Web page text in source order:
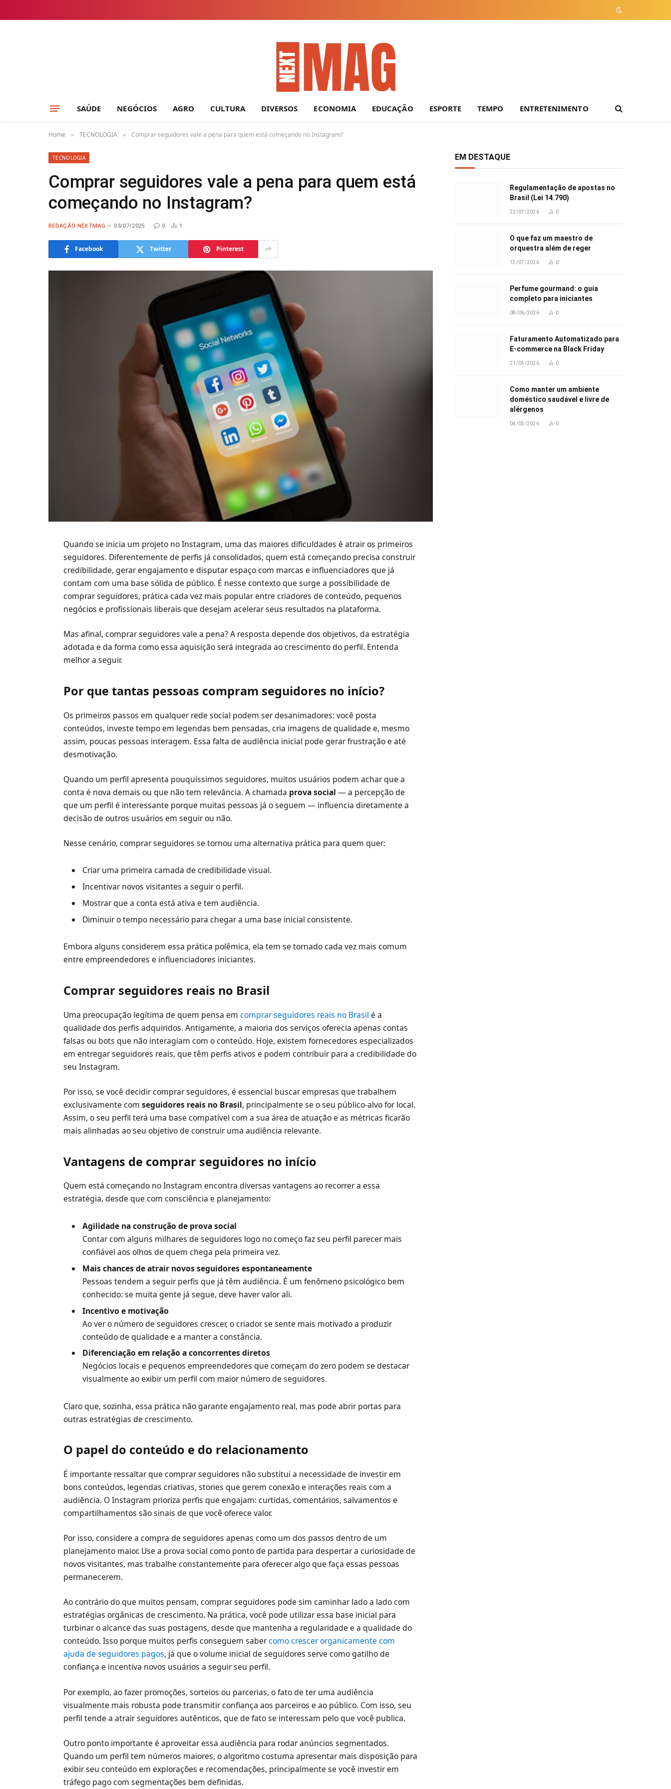
SAÚDE NEGÓCIOS AGRO CULTURA DIVERSOS ECONOMIA EDUCAÇÃO ESPORTE TEMPO ENTRETENIMENTO
Home » TECNOLOGIA » Comprar seguidores vale a pena para quem está começando no Instagram?
TECNOLOGIA
Comprar seguidores vale a pena para quem está
começando no Instagram?
REDAÇÃO NEXTMAG 03/07/2025 0 1
Facebook Twitter Pinterest
Quando se inicia um projeto no Instagram, uma das maiores dificuldades é atrair os primeiros
seguidores. Diferentemente de perfis já consolidados, quem está começando precisa construir
credibilidade, gerar engajamento e disputar espaço com marcas e influenciadores que já
contam com uma base sólida de público. É nesse contexto que surge a possibilidade de
comprar seguidores, prática cada vez mais popular entre criadores de conteúdo, pequenos
negócios e profissionais liberais que desejam acelerar seus resultados na plataforma.
Mas afinal, comprar seguidores vale a pena? A resposta depende dos objetivos, da estratégia
adotada e da forma como essa aquisição será integrada ao crescimento do perfil. Entenda
melhor a seguir.
Por que tantas pessoas compram seguidores no início?
Os primeiros passos em qualquer rede social podem ser desanimadores: você posta
conteúdos, investe tempo em legendas bem pensadas, cria imagens de qualidade e, mesmo
assim, poucas pessoas interagem. Essa falta de audiência inicial pode gerar frustração e até
desmotivação.
Quando um perfil apresenta pouquíssimos seguidores, muitos usuários podem achar que a
conta é nova demais ou que não tem relevância. A chamada prova social — a percepção de
que um perfil é interessante porque muitas pessoas já o seguem — influencia diretamente a
decisão de outros usuários em seguir ou não.
Nesse cenário, comprar seguidores se tornou uma alternativa prática para quem quer:
Criar uma primeira camada de credibilidade visual.
Incentivar novos visitantes a seguir o perfil.
Mostrar que a conta está ativa e tem audiência.
Diminuir o tempo necessário para chegar a uma base inicial consistente.
Embora alguns considerem essa prática polêmica, ela tem se tornado cada vez mais comum
entre empreendedores e influenciadores iniciantes.
Comprar seguidores reais no Brasil
Uma preocupação legítima de quem pensa emcomprar seguidores reais no Brasil é a
qualidade dos perfis adquiridos. Antigamente, a maioria dos serviços oferecia apenas contas
falsas ou bots que não interagiam com o conteúdo. Hoje, existem fornecedores especializados
em entregar seguidores reais, que têm perfis ativos e podem contribuir para a credibilidade do
seu Instagram.
Por isso, se você decidir comprar seguidores, é essencial buscar empresas que trabalhem
exclusivamente comseguidores reais no Brasil, principalmente se o seu público-alvo for local.
Assim, o seu perfil terá uma base compatível com a sua área de atuação e as métricas ficarão
mais alinhadas ao seu objetivo de construir uma audiência relevante.
Vantagens de comprar seguidores no início
Quem está começando no Instagram encontra diversas vantagens ao recorrer a essa
estratégia, desde que com consciência e planejamento:
Agilidade na construção de prova social
Contar com alguns milhares de seguidores logo no começo faz seu perfil parecer mais
confiável aos olhos de quem chega pela primeira vez.
Mais chances de atrair novos seguidores espontaneamente
Pessoas tendem a seguir perfis que já têm audiência. É um fenômeno psicológico bem
conhecido: se muita gente já segue, deve haver valor ali.
Incentivo e motivação
Ao ver o número de seguidores crescer, o criador se sente mais motivado a produzir
conteúdo de qualidade e a manter a constância.
Diferenciação em relação a concorrentes diretos
Negócios locais e pequenos empreendedores que começam do zero podem se destacar
visualmente ao exibir um perfil com maior número de seguidores.
Claro que, sozinha, essa prática não garante engajamento real, mas pode abrir portas para
outras estratégias de crescimento.
O papel do conteúdo e do relacionamento
É importante ressaltar que comprar seguidores não substitui a necessidade de investir em
bons conteúdos, legendas criativas, stories que gerem conexão e interações reais com a
audiência. O Instagram prioriza perfis que engajam: curtidas, comentários, salvamentos e
compartilhamentos são sinais de que você oferece valor.
Por isso, considere a compra de seguidores apenas como um dos passos dentro de um
planejamento maior. Use a prova social como ponto de partida para despertar a curiosidade de
novos visitantes, mas trabalhe constantemente para oferecer algo que faça essas pessoas
permanecerem.
Ao contrário do que muitos pensam, comprar seguidores pode sim caminhar lado a lado com
estratégias orgânicas de crescimento. Na prática, você pode utilizar essa base inicial para
turbinar o alcance das suas postagens, desde que mantenha a regularidade e a qualidade do
conteúdo. Isso porque muitos perfis conseguem sabercomo crescer organicamente com
ajuda de seguidores pagos, já que o volume inicial de seguidores serve como gatilho de
confiança e incentiva novos usuários a seguir seu perfil.
Por exemplo, ao fazer promoções, sorteios ou parcerias, o fato de ter uma audiência
visualmente mais robusta pode transmitir confiança aos parceiros e ao público. Com isso, seu
perfil tende a atrair seguidores autênticos, que de fato se interessam pelo que você publica.
Outro ponto importante é aproveitar essa audiência para rodar anúncios segmentados.
Quando um perfil tem números maiores, o algoritmo costuma apresentar mais disposição para
exibir seu conteúdo em explorações e recomendações, principalmente se você investir em
tráfego pago com segmentações bem definidas.
EM DESTAQUE
Regulamentação de apostas no
Brasil (Lei 14.790)
22/07/2026 0
O que faz um maestro de
orquestra além de reger
13/07/2026 0
Perfume gourmand: o guia
completo para iniciantes
08/06/2026 0
Faturamento Automatizado para
E-commerce na Black Friday
21/05/2026 0
Como manter um ambiente
doméstico saudável e livre de
alérgenos
04/05/2026 0